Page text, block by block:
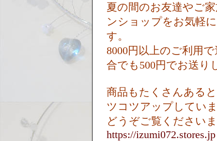
夏の間のお友達やご
ンショップをお気軽
す。
8000円以上のご利用
合でも500円でお送り
商品もたくさんある
ツコツアップしてい
どうぞご覧ください
https://izumi072.stores.jp